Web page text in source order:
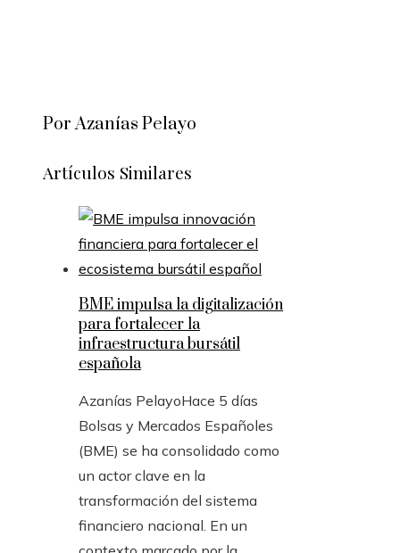
Por Azanías Pelayo
Artículos Similares
BME impulsa la digitalización
para fortalecer la
infraestructura bursátil
española
Azanías PelayoHace 5 días
Bolsas y Mercados Españoles
(BME) se ha consolidado como
un actor clave en la
transformación del sistema
financiero nacional. En un